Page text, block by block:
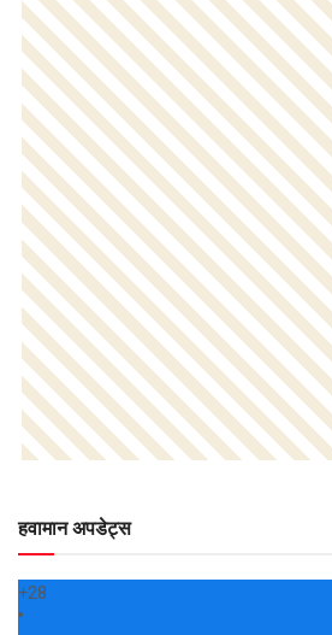
हवामान अपडेट्स
+28
°